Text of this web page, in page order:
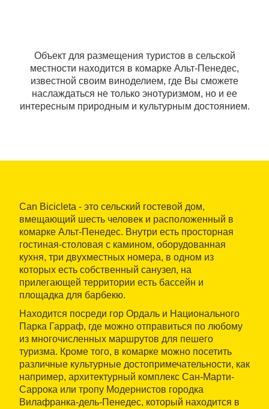
Объект для размещения туристов в сельской
местности находится в комарке Альт-Пенедес,
известной своим виноделием, где Вы сможете
наслаждаться не только энотуризмом, но и ее
интересным природным и культурным достоянием.
Can Bicicleta - это сельский гостевой дом,
вмещающий шесть человек и расположенный в
комарке Альт-Пенедес. Внутри есть просторная
гостиная-столовая с камином, оборудованная
кухня, три двухместных номера, в одном из
которых есть собственный санузел, на
прилегающей территории есть бассейн и
площадка для барбекю.
Находится посреди гор Ордаль и Национального
Парка Гарраф, где можно отправиться по любому
из многочисленных маршрутов для пешего
туризма. Кроме того, в комарке можно посетить
различные культурные достопримечательности, как
например, архитектурный комплекс Сан-Марти-
Саррока или тропу Модернистов городка
Вилафранка-дель-Пенедес, который находится в